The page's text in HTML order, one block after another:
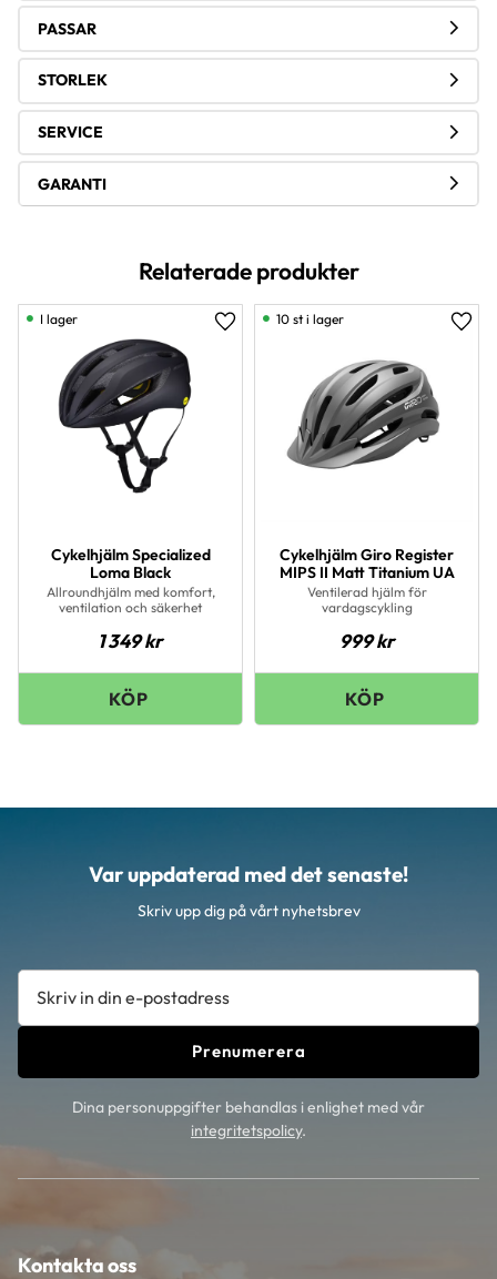
PASSAR
STORLEK
SERVICE
GARANTI
Relaterade produkter
Cykelhjälm Specialized
Loma Black
Allroundhjälm med komfort,
ventilation och säkerhet
1 349kr
Lägg till i favoriter
I lager
Cykelhjälm Giro Register
MIPS II Matt Titanium UA
Ventilerad hjälm för
vardagscykling
999kr
10 st i lager
Var uppdaterad med det senaste!
Skriv upp dig på vårt nyhetsbrev
Prenumerera
Dina personuppgifter behandlas i enlighet med vår
integritetspolicy.
Kontakta oss